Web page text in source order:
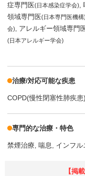
症専門医(日本感染症学会)
領域専門医(日本専門医機構
会)
アレルギー領域専門
(日本アレルギー学会)
治療/対応可能な疾患
COPD(慢性閉塞性肺疾患)
専門的な治療・特色
禁煙治療 喘息 インフル
【掲